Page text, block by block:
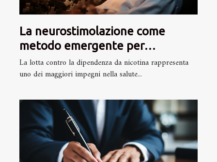
La neurostimolazione come
metodo emergente per
combattere il tabagismo
La lotta contro la dipendenza da nicotina rappresenta
uno dei maggiori impegni nella salute...